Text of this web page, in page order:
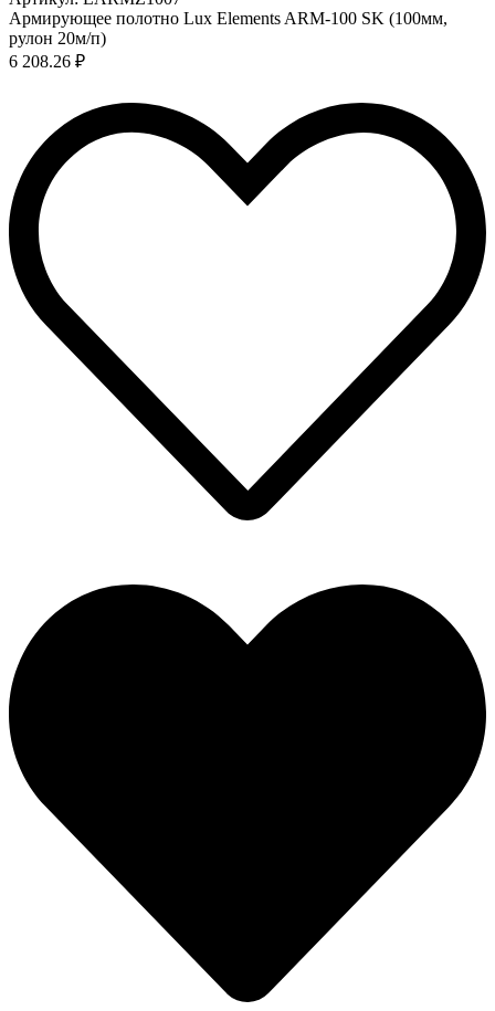
Армирующее полотно Lux Elements ARM-100 SK (100мм,
рулон 20м/п)
6 208.26 ₽